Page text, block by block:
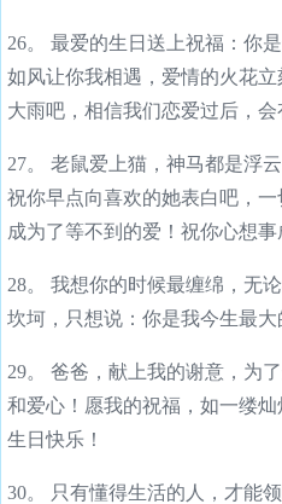
26。 最爱的生日送上祝福：你
如风让你我相遇，爱情的火花
大雨吧，相信我们恋爱过后，会
27。 老鼠爱上猫，神马都是浮
祝你早点向喜欢的她表白吧，
成为了等不到的爱！祝你心想事
28。 我想你的时候最缠绵，无
坎坷，只想说：你是我今生最大
29。 爸爸，献上我的谢意，为
和爱心！愿我的祝福，如一缕灿
生日快乐！
30。 只有懂得生活的人，才能